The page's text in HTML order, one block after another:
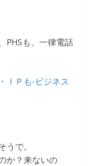
PHSも、一律電話
ＩＰも-ビジネス
で。
か？来ないの